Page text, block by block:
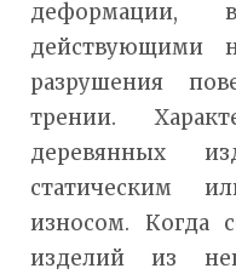
деформации,
действующими
разрушения
трении.
деревянных
статическим
износом. Когда
изделий из